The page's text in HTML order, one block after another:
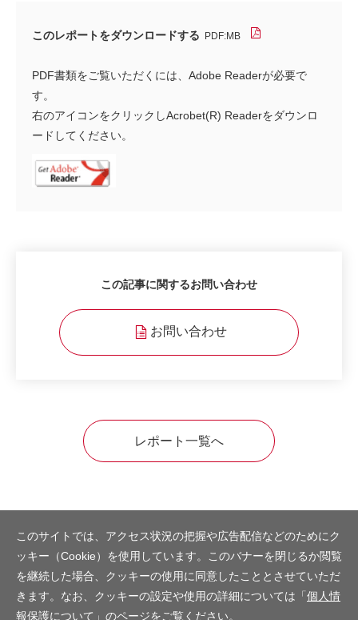
このレポートをダウンロードする PDF:MB
PDF書類をご覧いただくには、Adobe Readerが必要で
す。
右のアイコンをクリックしAcrobet(R) Readerをダウンロ
ードしてください。
この記事に関するお問い合わせ
お問い合わせ
レポート一覧へ
このサイトでは、アクセス状況の把握や広告配信などのためにク
ッキー（Cookie）を使用しています。このバナーを閉じるか閲覧
を継続した場合、クッキーの使用に同意したこととさせていただ
きます。なお、クッキーの設定や使用の詳細については「 個人情
報保護について 」のページをご覧ください。